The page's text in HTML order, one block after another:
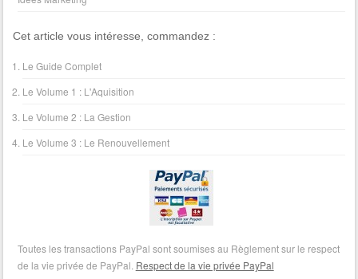
Cet article vous intéresse, commandez :
Le Guide Complet
Le Volume 1 : L'Aquisition
Le Volume 2 : La Gestion
Le Volume 3 : Le Renouvellement
Toutes les transactions PayPal sont soumises au Règlement sur le respect
de la vie privée de PayPal. Respect de la vie privée PayPal